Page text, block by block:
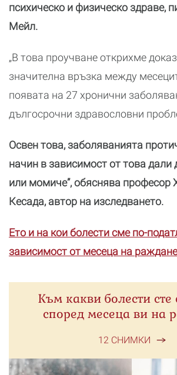
психическо и физическо здраве,
Мейл.
„В това проучване открихме
значителна връзка между
появата на 27 хронични
дългосрочни здравословни
Освен това, заболяванията
начин в зависимост от това дали
или момиче”, обяснява професор
Кесада, автор на изследването.
Ето и на кои болести сме по-
зависимост от месеца на
Към какви болести
според месеца ви на
12 СНИМКИ